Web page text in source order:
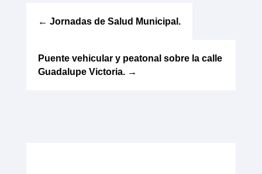
← Jornadas de Salud Municipal.
Puente vehicular y peatonal sobre la calle
Guadalupe Victoria.→